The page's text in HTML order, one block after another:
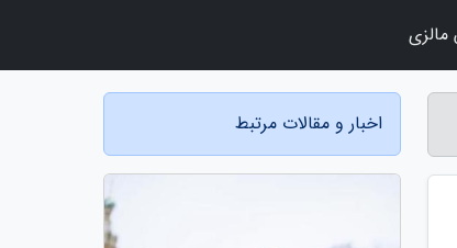
اخبار و مقالات مرتبط